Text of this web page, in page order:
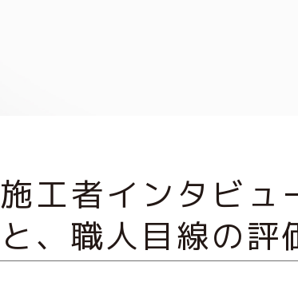
施工者インタビュ
と、職人目線の評